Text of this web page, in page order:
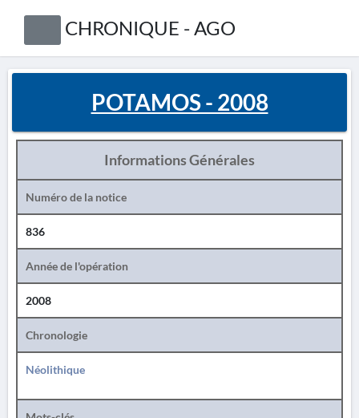
CHRONIQUE - AGO
POTAMOS - 2008
Informations Générales
Numéro de la notice
836
Année de l'opération
2008
Chronologie
Néolithique